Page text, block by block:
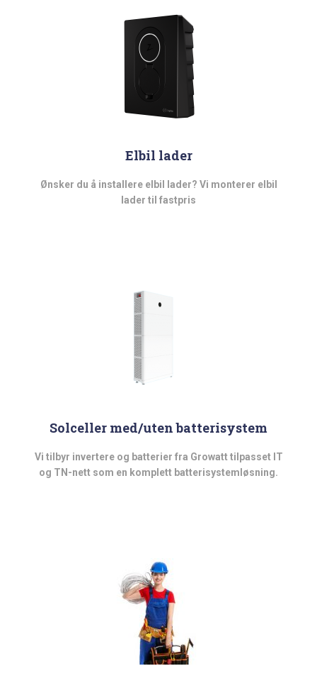
Elbil lader
Ønsker du å installere elbil lader? Vi monterer elbil
lader til fastpris
Solceller med/uten batterisystem
Vi tilbyr invertere og batterier fra Growatt tilpasset IT
og TN-nett som en komplett batterisystemløsning.